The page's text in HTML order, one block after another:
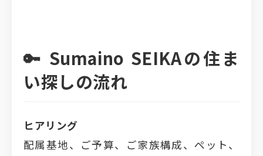
🔑 Sumaino SEIKAの住ま
い探しの流れ
ヒアリング
配属基地、ご予算、ご家族構成、ペット、